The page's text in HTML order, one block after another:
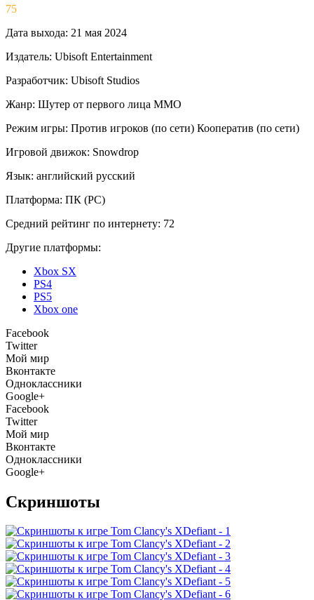
75
Дата выхода: 21 мая 2024
Издатель: Ubisoft Entertainment
Разработчик: Ubisoft Studios
Жанр: Шутер от первого лица ММО
Режим игры: Против игроков (по сети) Кооператив (по сети)
Игровой движок: Snowdrop
Язык: английский русский
Платформа: ПК (PC)
Средний рейтинг по интернету: 72
Другие платформы:
Xbox SX
PS4
PS5
Xbox one
Facebook
Twitter
Мой мир
Вконтакте
Одноклассники
Google+
Facebook
Twitter
Мой мир
Вконтакте
Одноклассники
Google+
Скриншоты